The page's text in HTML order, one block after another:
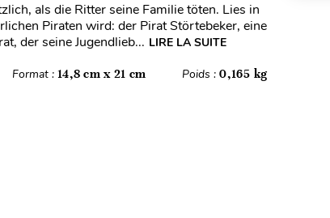
als die Ritter seine Familie töten. Lies in
Piraten wird: der Pirat Störtebeker, eine
der seine Jugendlieb... LIRE LA SUITE
Format : 14,8 cm x 21 cm Poids :0,165 kg